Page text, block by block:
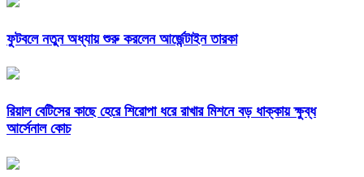
ফুটবলে নতুন অধ্যায় শুরু করলেন আর্জেন্টাইন তারকা
রিয়াল বেটিসের কাছে হেরে শিরোপা ধরে রাখার মিশনে বড় ধাক্কায় ক্ষুব্ধ
আর্সেনাল কোচ